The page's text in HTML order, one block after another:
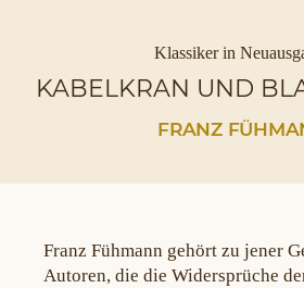
Inseln
|
Café
Sassnitz
Klassiker in
KABELKRAN UND
FRANZ
Franz Fühmann gehört zu jener
Autoren, die die Widersprüche